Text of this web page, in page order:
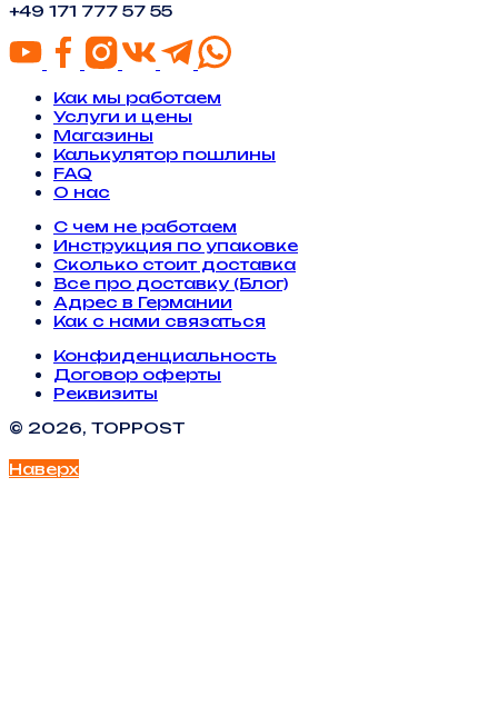
+49 171 777 57 55
Как мы работаем
Услуги и цены
Магазины
Калькулятор пошлины
FAQ
О нас
С чем не работаем
Инструкция по упаковке
Сколько стоит доставка
Все про доставку (Блог)
Адрес в Германии
Как с нами связаться
Конфиденциальность
Договор оферты
Реквизиты
© 2026, TOPPOST
Наверх